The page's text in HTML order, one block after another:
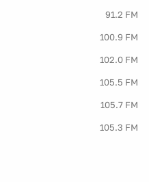
91.2 FM
100.9 FM
102.0 FM
105.5 FM
105.7 FM
105.3 FM